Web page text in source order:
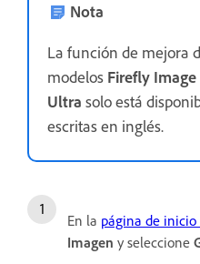
Nota
La función de mejora
modelos Firefly Image
Ultra solo está
escritas en inglés.
En la página de inicio
Imagen y seleccione